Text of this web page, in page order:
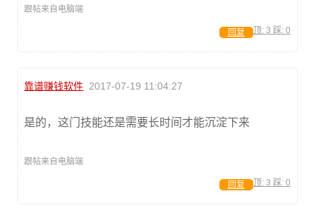
跟帖来自电脑端
顶: 3 踩: 0
回复
靠谱赚钱软件 2017-07-19 11:04:27
是的，这门技能还是需要长时间才能沉淀下来
跟帖来自电脑端
顶: 3 踩: 0
回复